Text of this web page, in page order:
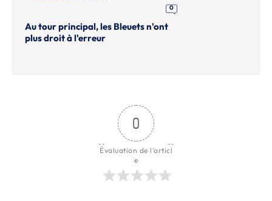
0
Au tour principal, les Bleuets n'ont
plus droit à l'erreur
0
Évaluation de l'articl
e